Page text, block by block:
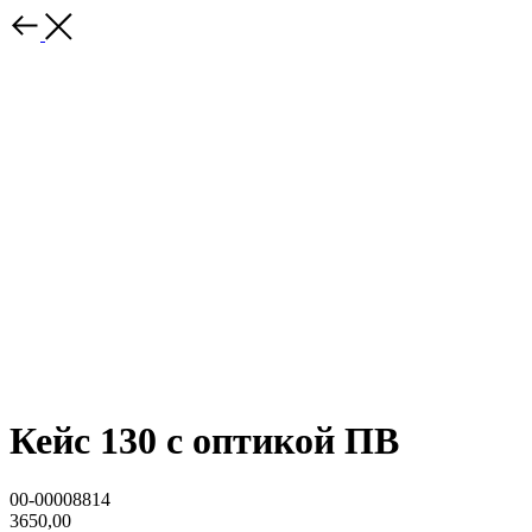
Кейс 130 с оптикой ПВ
00-00008814
3650,00